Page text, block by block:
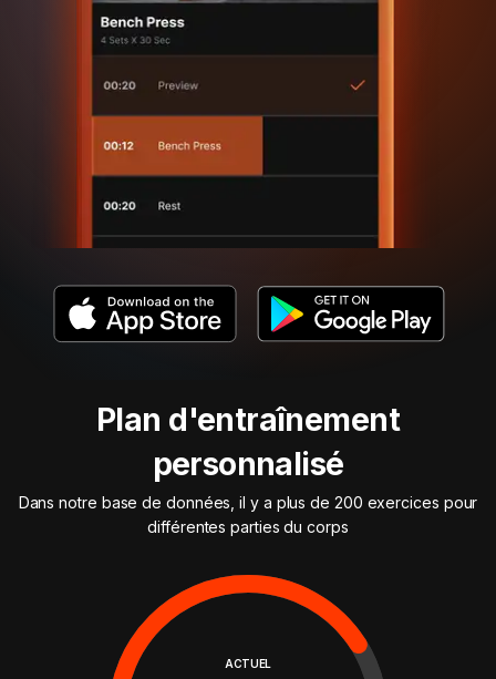
Plan d'entraînement
personnalisé
Dans notre base de données, il y a plus de 200 exercices pour
différentes parties du corps
ACTUEL